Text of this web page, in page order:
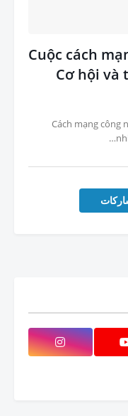
Cuộc cách
Cơ hội và
Cách mạng công